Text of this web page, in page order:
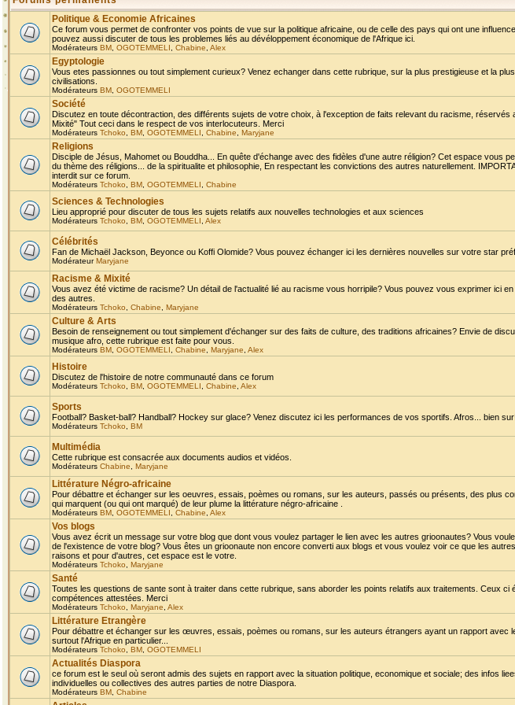
Politique & Economie Africaines
Ce forum vous permet de confronter vos points de vue sur la politique africaine, ou de celle des pays qui ont une
pouvez aussi discuter de tous les problemes liés au dévéloppement économique de l'Afrique ici.
Modérateurs BM OGOTEMMELI Chabine Alex
Egyptologie
Vous etes passionnes ou tout simplement curieux? Venez echanger dans cette rubrique, sur la plus prestigieuse et la
civilisations.
Modérateurs BM OGOTEMMELI
Société
Discutez en toute décontraction, des différents sujets de votre choix, à l'exception de faits relevant du racisme, réservés
Mixité" Tout ceci dans le respect de vos interlocuteurs. Merci
Modérateurs Tchoko BM OGOTEMMELI Chabine Maryjane
Religions
Disciple de Jésus, Mahomet ou Bouddha... En quête d'échange avec des fidèles d'une autre réligion? Cet espace vous
du thème des réligions... de la spiritualite et philosophie, En respectant les convictions des autres naturellement.
interdit sur ce forum.
Modérateurs Tchoko BM OGOTEMMELI Chabine
Sciences & Technologies
Lieu approprié pour discuter de tous les sujets relatifs aux nouvelles technologies et aux sciences
Modérateurs Tchoko BM OGOTEMMELI Alex
Célébrités
Fan de Michaël Jackson, Beyonce ou Koffi Olomide? Vous pouvez échanger ici les dernières nouvelles sur votre star
ModérateurMaryjane
Racisme & Mixité
Vous avez été victime de racisme? Un détail de l'actualité lié au racisme vous horripile? Vous pouvez vous exprimer ici
des autres.
Modérateurs Tchoko Chabine Maryjane
Culture & Arts
Besoin de renseignement ou tout simplement d'échanger sur des faits de culture, des traditions africaines? Envie de
musique afro, cette rubrique est faite pour vous.
Modérateurs BM OGOTEMMELI Chabine Maryjane Alex
Histoire
Discutez de l'histoire de notre communauté dans ce forum
Modérateurs Tchoko BM OGOTEMMELI Chabine Alex
Sports
Football? Basket-ball? Handball? Hockey sur glace? Venez discutez ici les performances de vos sportifs. Afros... bien sur!
Modérateurs Tchoko BM
Multimédia
Cette rubrique est consacrée aux documents audios et vidéos.
Modérateurs Chabine Maryjane
Littérature Négro-africaine
Pour débattre et échanger sur les oeuvres, essais, poèmes ou romans, sur les auteurs, passés ou présents, des plus
qui marquent (ou qui ont marqué) de leur plume la littérature négro-africaine .
Modérateurs BM OGOTEMMELI Chabine Alex
Vos blogs
Vous avez écrit un message sur votre blog que dont vous voulez partager le lien avec les autres grioonautes? Vous
de l'existence de votre blog? Vous êtes un grioonaute non encore converti aux blogs et vous voulez voir ce que les
raisons et pour d'autres, cet espace est le votre.
Modérateurs Tchoko Maryjane
Santé
Toutes les questions de sante sont à traiter dans cette rubrique, sans aborder les points relatifs aux traitements. Ceux ci
compétences attestées. Merci
Modérateurs Tchoko Maryjane Alex
Littérature Etrangère
Pour débattre et échanger sur les œuvres, essais, poèmes ou romans, sur les auteurs étrangers ayant un rapport avec
surtout l'Afrique en particulier...
Modérateurs Tchoko BM OGOTEMMELI
Actualités Diaspora
ce forum est le seul où seront admis des sujets en rapport avec la situation politique, economique et sociale; des infos
individuelles ou collectives des autres parties de notre Diaspora.
Modérateurs BM Chabine